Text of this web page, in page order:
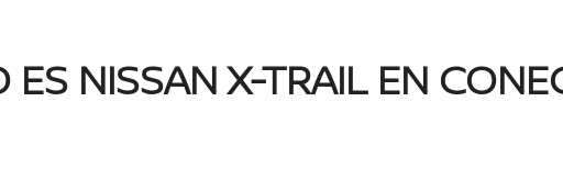
ES NISSAN X-TRAIL EN